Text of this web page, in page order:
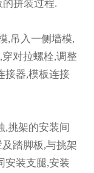
拼装过程.
,吊入一侧墙模,
对拉螺栓,调整
接器,模板连接
,挑架的安装间
踏脚板,与挑架
安装支腿,安装